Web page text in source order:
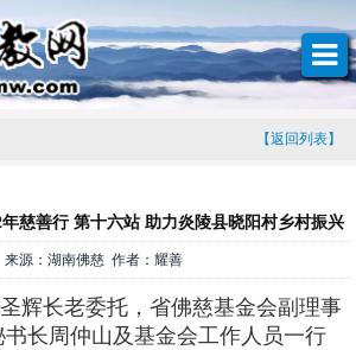
【返回列表】
慈善行 第十六站 助力炎陵县晓阳村乡村振兴
来源：湖南佛慈 作者：耀善
长老委托，省佛慈基金会副理事
长周仲山及基金会工作人员一行